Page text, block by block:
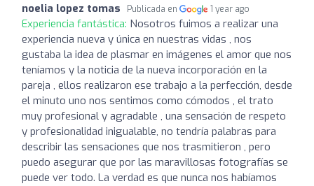
noelia lopez tomas Publicada en 1 year ago
Experiencia fantástica: Nosotros fuimos a realizar una
experiencia nueva y única en nuestras vidas , nos
gustaba la idea de plasmar en imágenes el amor que nos
teníamos y la noticia de la nueva incorporación en la
pareja , ellos realizaron ese trabajo a la perfección, desde
el minuto uno nos sentimos como cómodos , el trato
muy profesional y agradable , una sensación de respeto
y profesionalidad inigualable, no tendría palabras para
describir las sensaciones que nos trasmitieron , pero
puedo asegurar que por las maravillosas fotografías se
puede ver todo. La verdad es que nunca nos habíamos